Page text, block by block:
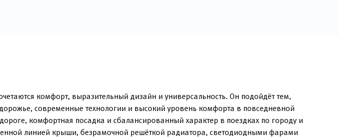
комфорт, выразительный дизайн и универсальность. Он подойдёт тем,
современные технологии и высокий уровень комфорта в повседневной
комфортная посадка и сбалансированный характер в поездках по городу и
линией крыши, безрамочной решёткой радиатора, светодиодными фарами